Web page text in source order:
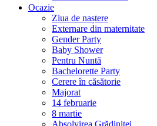
Ocazie
Ziua de naștere
Externare din maternitate
Gender Party
Baby Shower
Pentru Nuntă
Bachelorette Party
Cerere în căsătorie
Majorat
14 februarie
8 martie
Absolvirea Grădiniței